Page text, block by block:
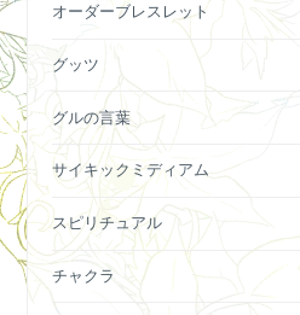
オーダーブレスレット
グッツ
グルの言葉
サイキックミディアム
スピリチュアル
チャクラ